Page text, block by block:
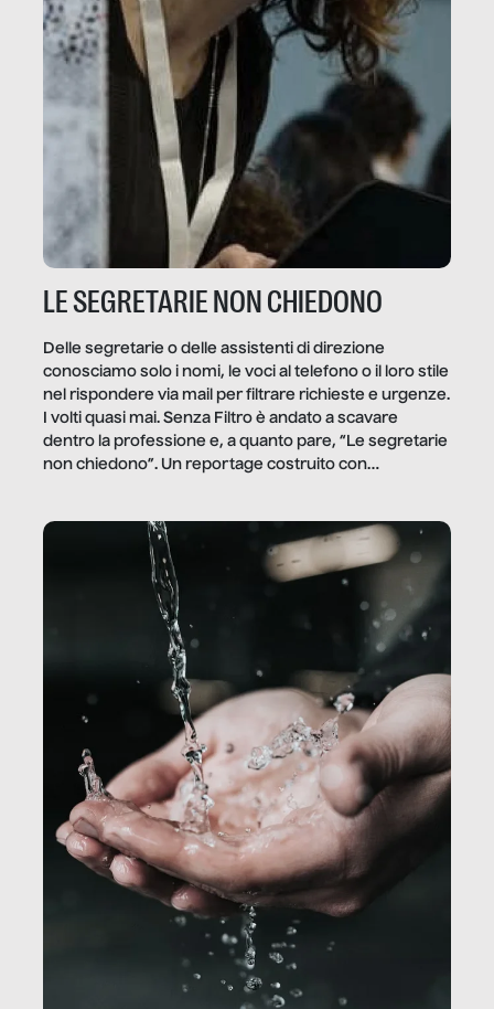
LE SEGRETARIE NON CHIEDONO
Delle segretarie o delle assistenti di direzione
conosciamo solo i nomi, le voci al telefono o il loro stile
nel rispondere via mail per filtrare richieste e urgenze.
I volti quasi mai. Senza Filtro è andato a scavare
dentro la professione e, a quanto pare, “Le segretarie
non chiedono”. Un reportage costruito con